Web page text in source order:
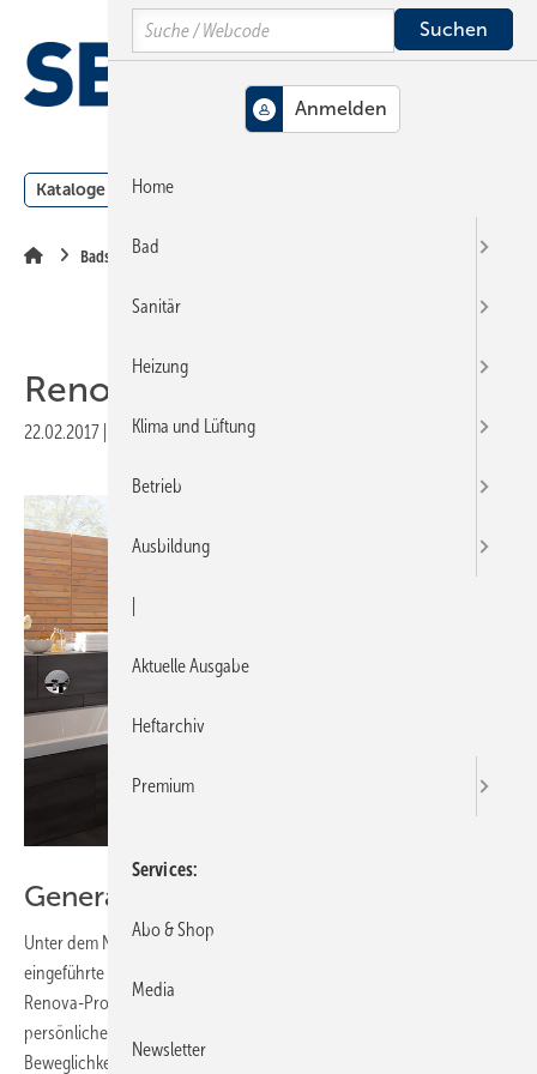
Hauptinhalt
Hauptmenü
SiteSearch
Kataloge Meldungen
Badserien
Renova Nr. 1 Comfort
22.02.2017 Veröffentlicht inAusgabe 05-2017
Generationen verbinden
Unter dem Namen Renova Nr. 1 Comfort ist nun die vor fünf Jahren
eingeführte
Renova-Programms. Die Serie für Generationenbäder hilft,
persönliche Freiräume zu erhalten und auch bei eingeschränkter
Beweglichkeit unabhängig von fremder Hilfe zu bleiben. Die gemäß
Search
Home
Bad
Sanitär
Heizung
Klima und Lüftung
Betrieb
Ausbildung
Aktuelle Ausgabe
Heftarchiv
Premium
Services
Abo & Shop
Media
Newsletter